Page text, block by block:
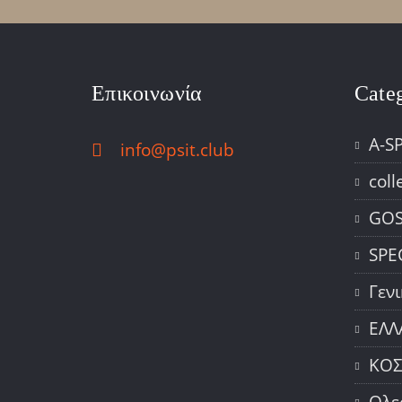
Επικοινωνία
info@psit.club A-